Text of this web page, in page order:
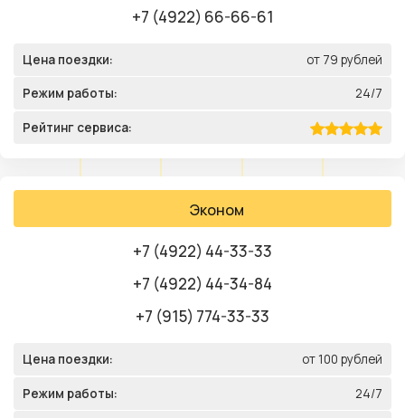
+7 (4922) 66-66-61
Цена поездки: от 79 рублей
Режим работы: 24/7
Рейтинг сервиса:
Эконом
+7 (4922) 44-33-33
+7 (4922) 44-34-84
+7 (915) 774-33-33
Цена поездки: от 100 рублей
Режим работы: 24/7